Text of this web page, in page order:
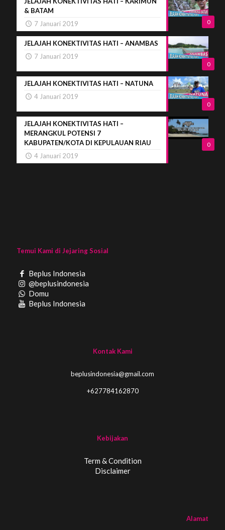
0
& BATAM
7 Januari 2019
0
JELAJAH KONEKTIVITAS HATI – ANAMBAS
7 Januari 2019
0
JELAJAH KONEKTIVITAS HATI – NATUNA
4 Januari 2019
0
JELAJAH KONEKTIVITAS HATI –
MERANGKUL POTENSI 7
KABUPATEN/KOTA DI KEPULAUAN RIAU
4 Januari 2019
Temui Kami di Jejaring Sosial
Beplus Indonesia
@beplusindonesia
Domu
Beplus Indonesia
Kontak Kami
beplusindonesia@gmail.com
+627784162870
Kebijakan
Term & Condition
Disclaimer
Alamat